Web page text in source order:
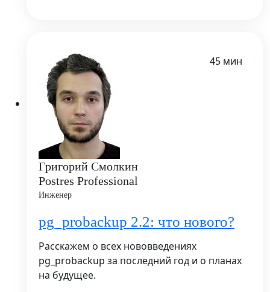
Григорий Смолкин
Postres Professional
Инженер
45 мин
pg_probackup 2.2: что нового?
Расскажем о всех нововведениях
pg_probackup за последний год и о планах
на будущее.